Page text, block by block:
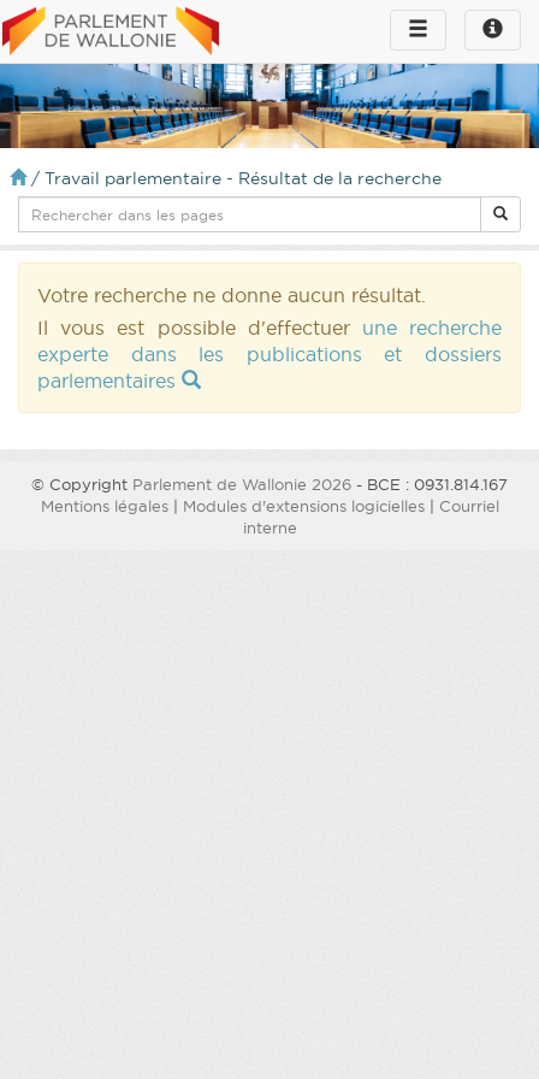
Toggle
infos
Toggle
navigation
/ Travail parlementaire - Résultat de la recherche
Votre recherche ne donne aucun résultat.
Il vous est possible d'effectuer une recherche
experte dans les publications et dossiers
parlementaires
© Copyright Parlement de Wallonie 2026 - BCE : 0931.814.167
Mentions légales| Modules d'extensions logicielles| Courriel
interne